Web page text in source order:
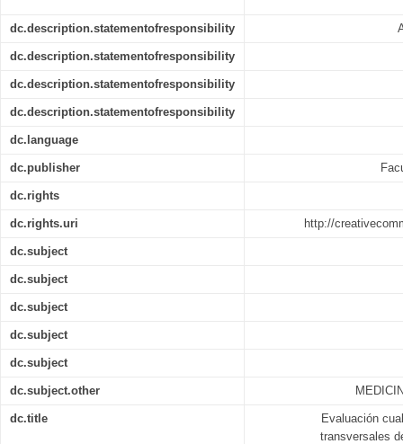
dc.description.statementofresponsibility
dc.description.statementofresponsibility
dc.description.statementofresponsibility
dc.description.statementofresponsibility
dc.language
dc.publisher
dc.rights
dc.rights.uri http://
dc.subject
dc.subject
dc.subject
dc.subject
dc.subject
dc.subject.other
dc.title
Evaluación
transversales